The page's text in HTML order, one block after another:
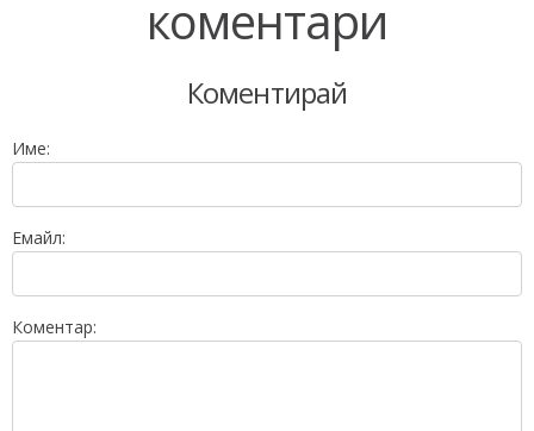
коментари
Коментирай
Име:
Емайл:
Коментар: